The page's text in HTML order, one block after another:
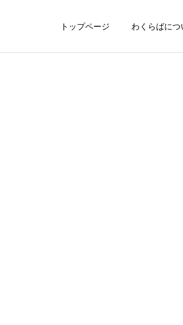
トップページ わくらばにつ